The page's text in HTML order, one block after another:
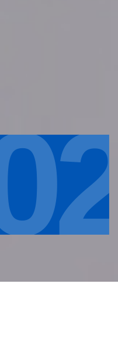
03 制造技术过硬
中温蜡加工和检测设备，配置齐全，多台机加工设备
生产流程严格控制质量